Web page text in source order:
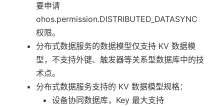
要申请
ohos.permission.DISTRIBUTED_DATASYNC
权限。
分布式数据服务的数据模型仅支持 KV 数据模
型，不支持外键、触发器等关系型数据库中的技
术点。
分布式数据服务支持的 KV 数据模型规格：
设备协同数据库，Key 最大支持